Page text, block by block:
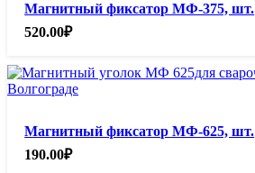
Магнитный фиксатор МФ-375, шт.
520.00₽
Магнитный фиксатор МФ-625, шт.
190.00₽